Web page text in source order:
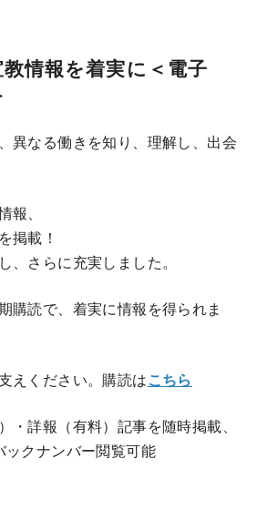
情報を着実に＜電子
異なる働きを知り、理解し、出会
報、
載！
、さらに充実しました。
購読で、着実に情報を得られま
えください。購読はこちら
・詳報（有料）記事を随時掲載、
クナンバー閲覧可能